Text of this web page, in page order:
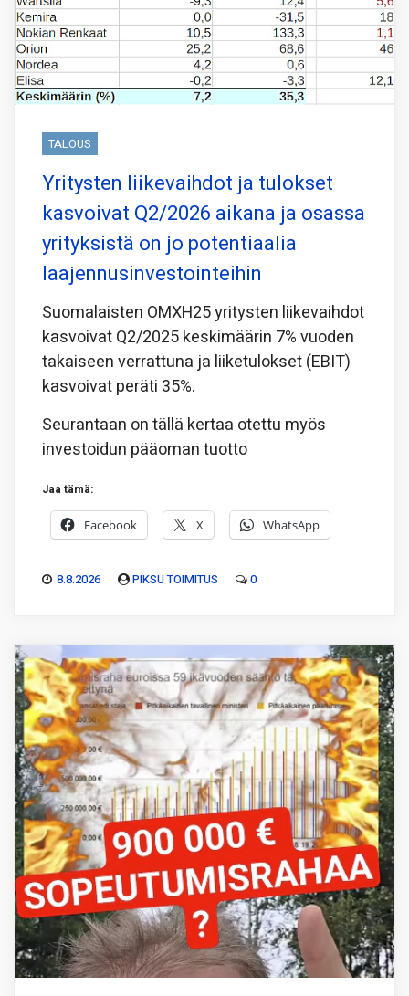
TALOUS
Yritysten liikevaihdot ja tulokset
kasvoivat Q2/2026 aikana ja osassa
yrityksistä on jo potentiaalia
laajennusinvestointeihin
Suomalaisten OMXH25 yritysten liikevaihdot
kasvoivat Q2/2025 keskimäärin 7% vuoden
takaiseen verrattuna ja liiketulokset (EBIT)
kasvoivat peräti 35%.
Seurantaan on tällä kertaa otettu myös
investoidun pääoman tuotto
Jaa tämä:
Facebook X WhatsApp
8.8.2026 PIKSU TOIMITUS 0